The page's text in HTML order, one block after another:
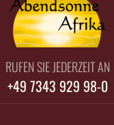
RUFEN SIE JEDERZEIT AN
+49 7343 929 98-0